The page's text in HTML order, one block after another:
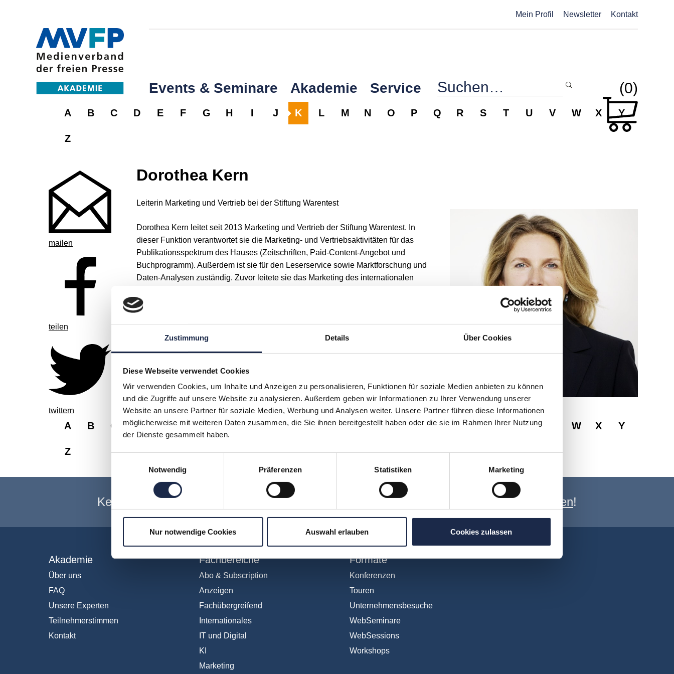
Zustimmung Details Über Cookies
Diese Webseite verwendet Cookies
Wir verwenden Cookies, um Inhalte und Anzeigen zu personalisieren, Funktionen für soziale Medien anbieten zu können
und die Zugriffe auf unsere Website zu analysieren. Außerdem geben wir Informationen zu Ihrer Verwendung unserer
Website an unsere Partner für soziale Medien, Werbung und Analysen weiter. Unsere Partner führen diese Informationen
möglicherweise mit weiteren Daten zusammen, die Sie ihnen bereitgestellt haben oder die sie im Rahmen Ihrer Nutzung
der Dienste gesammelt haben.
Notwendig
Präferenzen Statistiken Marketing
Nur notwendige Cookies Auswahl erlauben Cookies zulassen
Mein Profil Newsletter Kontakt
Events & Seminare Akademie Service (0)
A B C D E F G H I J K L M N O P Q R S T U V W X Y
Z
mailen
teilen
twittern
Dorothea Kern
Leiterin Marketing und Vertrieb bei der Stiftung Warentest
Dorothea Kern leitet seit 2013 Marketing und Vertrieb der Stiftung Warentest. In
dieser Funktion verantwortet sie die Marketing- und Vertriebsaktivitäten für das
Publikationsspektrum des Hauses (Zeitschriften, Paid-Content-Angebot und
Buchprogramm). Außerdem ist sie für den Leserservice sowie Marktforschung und
Daten-Analysen zuständig. Zuvor leitete sie das Marketing des internationalen
Ausbildung zur Verlagskauffrau bei der Süddeutschen Zeitung sowie dem Studium
der Gesellschafts- und Wirtschaftskommunikation an der UdK Berlin.
A B C D E F G H I J K L M N O P Q R S T U W X Y
Z
Keine Veranstaltung mehr verpassen: Jetzt für den MVFP Akademie Newsletter anmelden!
Akademie
Über uns
FAQ
Unsere Experten
Teilnehmerstimmen
Kontakt
Fachbereiche
Abo & Subscription
Anzeigen
Fachübergreifend
Internationales
IT und Digital
KI
Marketing
Formate
Konferenzen
Touren
Unternehmensbesuche
WebSeminare
WebSessions
Workshops